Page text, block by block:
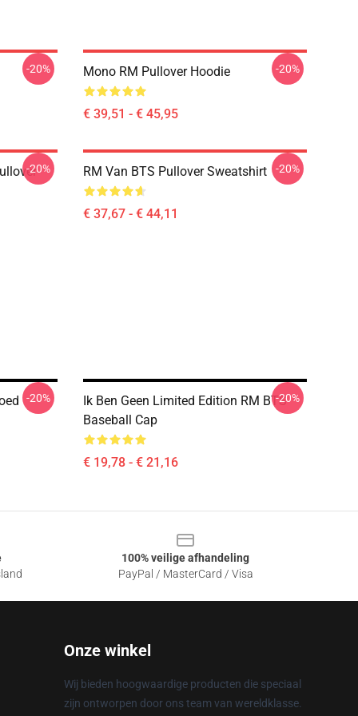
-20% Mono RM Pullover Hoodie
€ 39,51 - € 45,95
-20%
-20% RM Van BTS Pullover Sweatshirt
€ 37,67 - € 44,11
-20%
-20%
Ik Ben Geen Limited Edition RM BTS
Baseball Cap
€ 19,78 - € 21,16
-20%
100% veilige afhandeling
PayPal / MasterCard / Visa
Onze winkel
Wij bieden hoogwaardige producten die speciaal
zijn ontworpen door ons team van wereldklasse.